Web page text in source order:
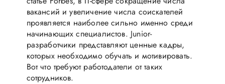
вакансий и увеличение числа соискателей
проявляется наиболее сильно именно среди
начинающих специалистов. Junior-
разработчики представляют ценные кадры,
которых необходимо обучать и мотивировать.
Вот что требуют работодатели от таких
сотрудников.